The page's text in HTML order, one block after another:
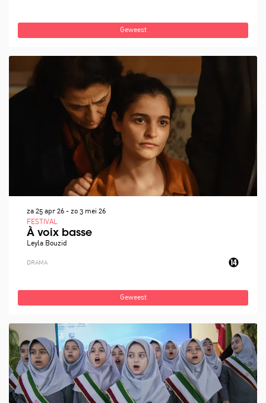
Geweest
À voix basse
Leyla Bouzid
FESTIVAL
za 25 apr 26 - zo 3 mei 26
DRAMA
Geweest